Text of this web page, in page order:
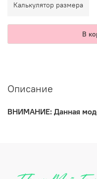
Калькулятор размера
В
Описание
ВНИМАНИЕ: Данная